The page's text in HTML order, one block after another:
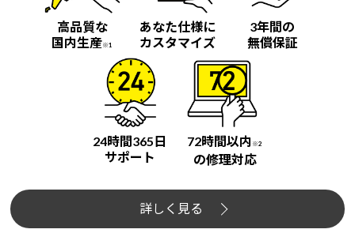
高品質な
国内生産※1
あなた仕様に
カスタマイズ
3年間の
無償保証
24時間365日
サポート
72時間以内 ※2
の修理対応
詳しく見る